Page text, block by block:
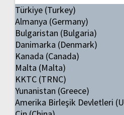
Türkiye (Turkey)
Almanya (Germany)
Bulgaristan (Bulgaria)
Danimarka (Denmark)
Kanada (Canada)
Malta (Malta)
KKTC (TRNC)
Yunanistan (Greece)
Amerika Birleşik Devletleri